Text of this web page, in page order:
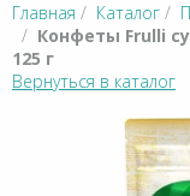
Главная / Каталог /
/ Конфеты Frulli
125 г
Вернуться в каталог